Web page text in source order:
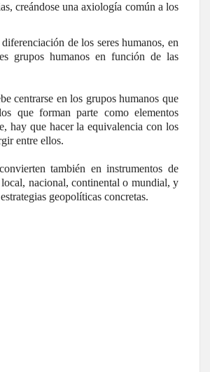
creándose una axiología común a los
de los seres humanos, en
grupos humanos en función de las
centrarse en los grupos humanos que
que forman parte como elementos
hay que hacer la equivalencia con los
entre ellos.
también en instrumentos de
nacional, continental o mundial, y
geopolíticas concretas.